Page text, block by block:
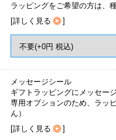
ラッピングをご希望の方は、
[詳しく見る ]
メッセージシール
ギフトラッピングにメッセー
専用オプションのため、ラッ
ん）
[詳しく見る ]